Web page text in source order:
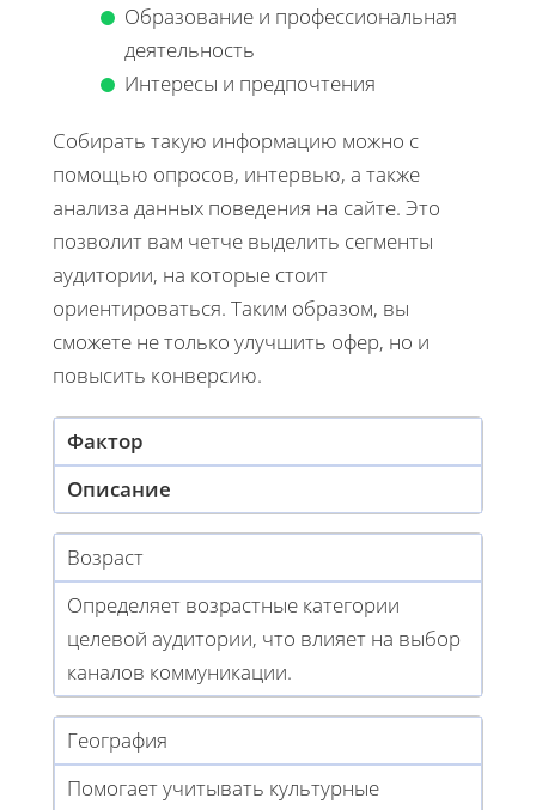
Образование и профессиональная
деятельность
Интересы и предпочтения
Собирать такую информацию можно с
помощью опросов, интервью, а также
анализа данных поведения на сайте. Это
позволит вам четче выделить сегменты
аудитории, на которые стоит
ориентироваться. Таким образом, вы
сможете не только улучшить офер, но и
повысить конверсию.
Фактор
Описание
Возраст
Определяет возрастные категории
целевой аудитории, что влияет на выбор
каналов коммуникации.
География
Помогает учитывать культурные